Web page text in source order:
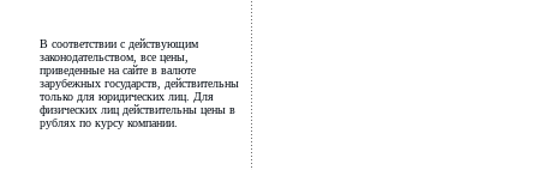
В соответствии с действующим
законодательством, все цены,
приведенные на сайте в валюте
зарубежных государств, действительны
только для юридических лиц. Для
физических лиц действительны цены в
рублях по курсу компании.